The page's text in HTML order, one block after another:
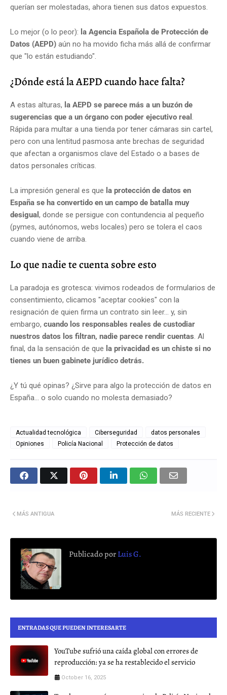
querían ser molestadas, ahora tienen sus datos expuestos.
Lo mejor (o lo peor): la Agencia Española de Protección de
Datos (AEPD) aún no ha movido ficha más allá de confirmar
que "lo están estudiando".
¿Dónde está la AEPD cuando hace falta?
A estas alturas, la AEPD se parece más a un buzón de
sugerencias que a un órgano con poder ejecutivo real .
Rápida para multar a una tienda por tener cámaras sin cartel,
pero con una lentitud pasmosa ante brechas de seguridad
que afectan a organismos clave del Estado o a bases de
datos personales críticas.
La impresión general es que la protección de datos en
España se ha convertido en un campo de batalla muy
desigual , donde se persigue con contundencia al pequeño
(pymes, autónomos, webs locales) pero se tolera el caos
cuando viene de arriba.
Lo que nadie te cuenta sobre esto
La paradoja es grotesca: vivimos rodeados de formularios de
consentimiento, clicamos "aceptar cookies" con la
resignación de quien firma un contrato sin leer… y, sin
embargo, cuando los responsables reales de custodiar
nuestros datos los filtran, nadie parece rendir cuentas. Al
final, da la sensación de que la privacidad es un chiste si no
tienes un buen gabinete jurídico detrás.
¿Y tú qué opinas? ¿Sirve para algo la protección de datos en
España… o solo cuando no molesta demasiado?
Actualidad tecnológica Ciberseguridad
datos personales
Opiniones
Policía Nacional Protección de datos
MÁS RECIENTE
MÁS ANTIGUA
Publicado porLuis G.
ENTRADAS QUE PUEDEN INTERESARTE
YouTube sufrió una caída global con errores de
reproducción: ya se ha restablecido el servicio
October 16, 2025